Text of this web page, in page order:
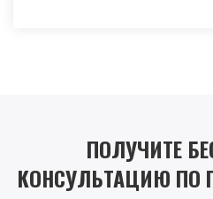
ПОЛУЧИТЕ
КОНСУЛЬТАЦИЮ ПО